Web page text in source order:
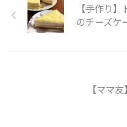
【手作り
のチーズケ
【ママ